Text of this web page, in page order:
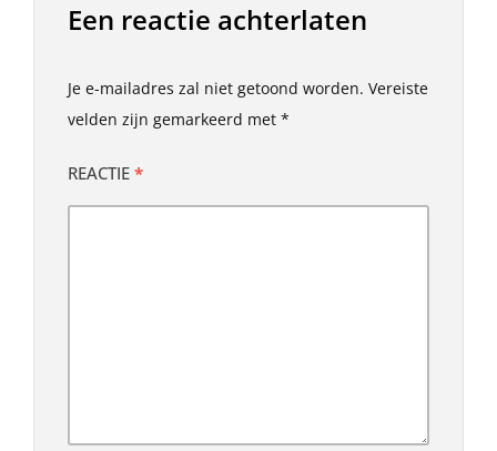
Een reactie achterlaten
Je e-mailadres zal niet getoond worden. Vereiste
velden zijn gemarkeerd met *
REACTIE *